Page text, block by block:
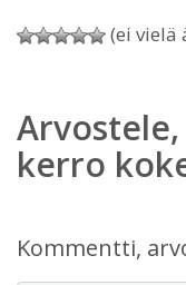
(ei vielä
kerro
Kommentti,